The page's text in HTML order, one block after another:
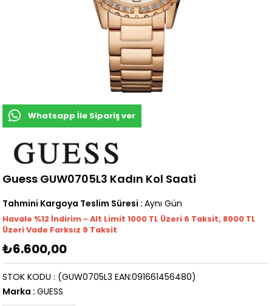
Whatsapp İle Sipariş ver
Guess GUW0705L3 Kadın Kol Saati
Tahmini Kargoya Teslim Süresi : Aynı Gün
Havale %12 İndirim - Alt Limit 1000 TL Üzeri 6 Taksit, 8000 TL
Üzeri Vade Farksız 9 Taksit
₺6.600,00
(GUW0705L3 EAN:091661456480)
STOK KODU
Marka : GUESS